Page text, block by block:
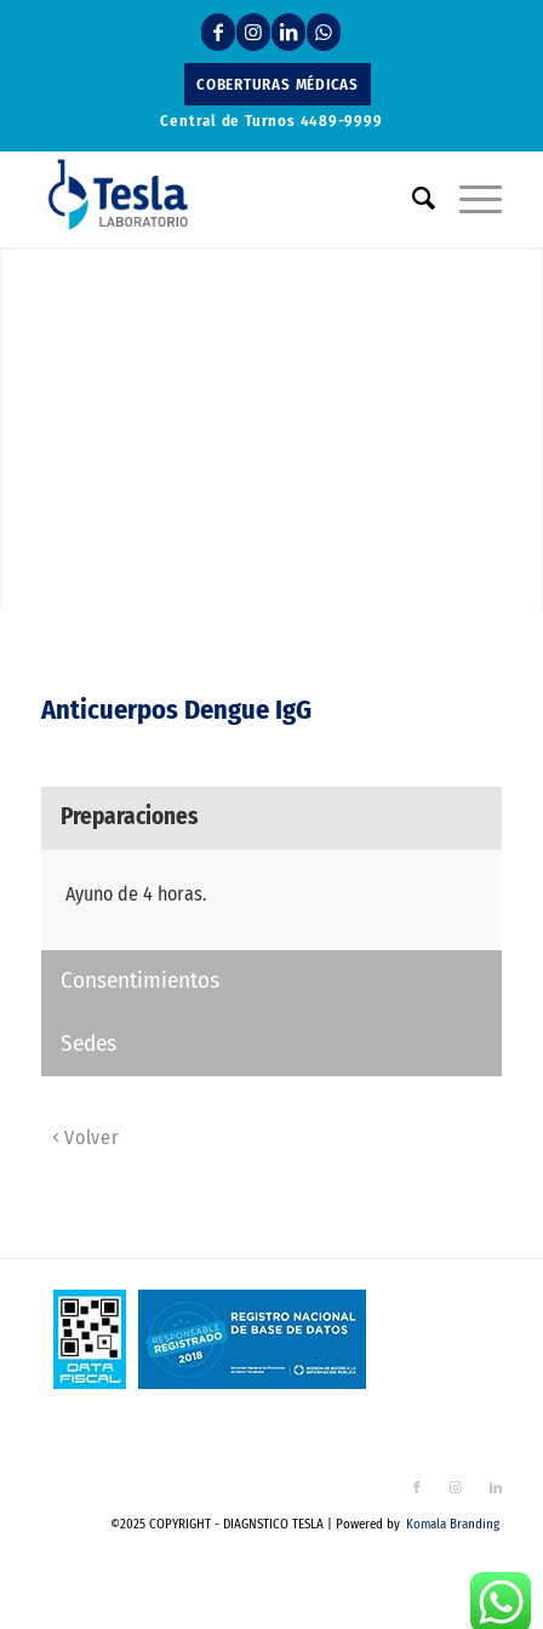
COBERTURAS MÉDICAS
Central de Turnos 4489-9999
Anticuerpos Dengue IgG
Preparaciones
Ayuno de 4 horas.
Consentimientos
Sedes
Volver
©2025 COPYRIGHT - DIAGNSTICO TESLA | Powered by Komala Branding